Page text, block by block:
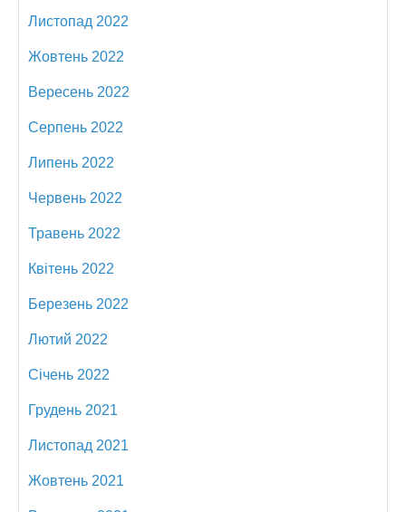
Листопад 2022
Жовтень 2022
Вересень 2022
Серпень 2022
Липень 2022
Червень 2022
Травень 2022
Квітень 2022
Березень 2022
Лютий 2022
Січень 2022
Грудень 2021
Листопад 2021
Жовтень 2021